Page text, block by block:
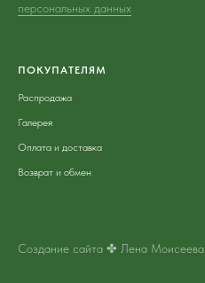
персональных данных
ПОКУПАТЕЛЯМ
Распродажа
Галерея
Оплата и доставка
Возврат и обмен
Создание сайта ✤ Лена Моисеева